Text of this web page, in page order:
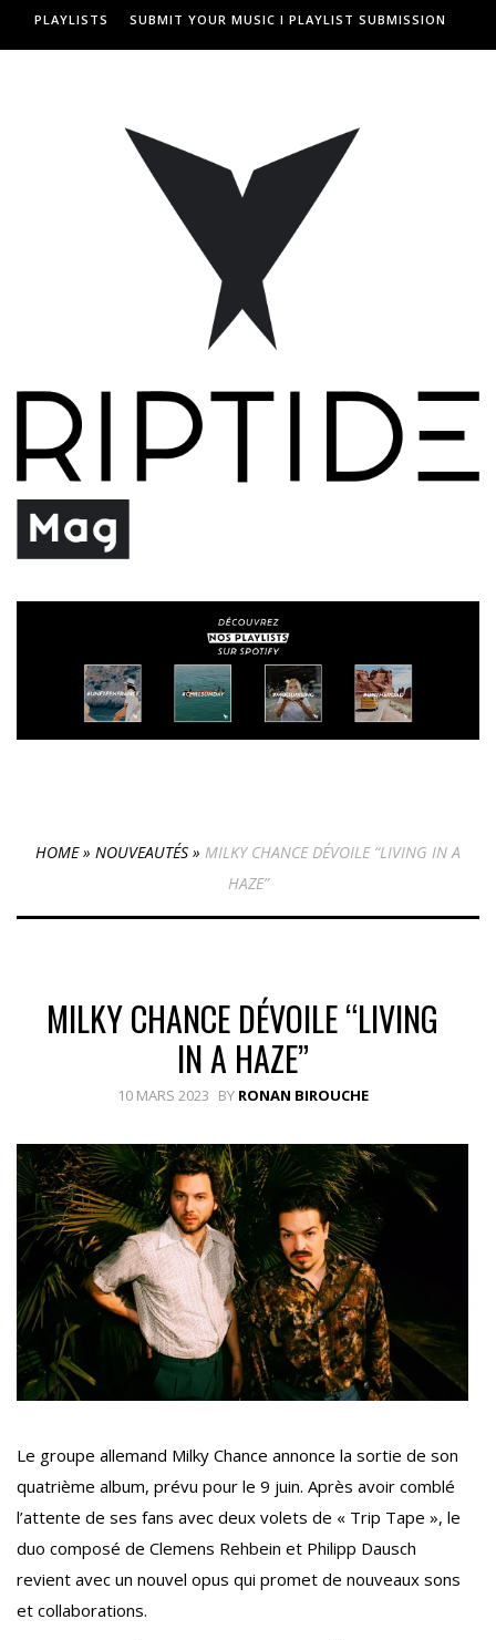
PLAYLISTS SUBMIT YOUR MUSIC I PLAYLIST SUBMISSION
HOME» NOUVEAUTÉS » MILKY CHANCE DÉVOILE “LIVING IN A
HAZE”
MILKY CHANCE DÉVOILE “LIVING
IN A HAZE”
10 MARS 2023 BY RONAN BIROUCHE
Le groupe allemand Milky Chance annonce la sortie de son
quatrième album, prévu pour le 9 juin. Après avoir comblé
l’attente de ses fans avec deux volets de « Trip Tape », le
duo composé de Clemens Rehbein et Philipp Dausch
revient avec un nouvel opus qui promet de nouveaux sons
et collaborations.